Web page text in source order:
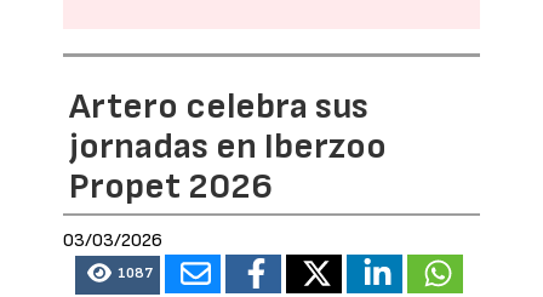
Artero celebra sus
jornadas en Iberzoo
Propet 2026
03/03/2026
1087